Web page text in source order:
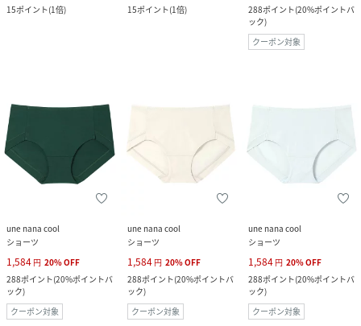
15ポイント(1倍)
15ポイント(1倍)
288ポイント(20%ポイントバ
ック)
クーポン対象
une nana cool
ショーツ
1,584 円 20%OFF
288ポイント(20%ポイントバ
ック)
クーポン対象
une nana cool
ショーツ
1,584 円 20%OFF
288ポイント(20%ポイントバ
ック)
クーポン対象
une nana cool
ショーツ
1,584 円 20%OFF
288ポイント(20%ポイントバ
ック)
クーポン対象